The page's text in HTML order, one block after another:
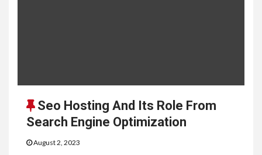
Seo Hosting And Its Role From
Search Engine Optimization
August 2, 2023